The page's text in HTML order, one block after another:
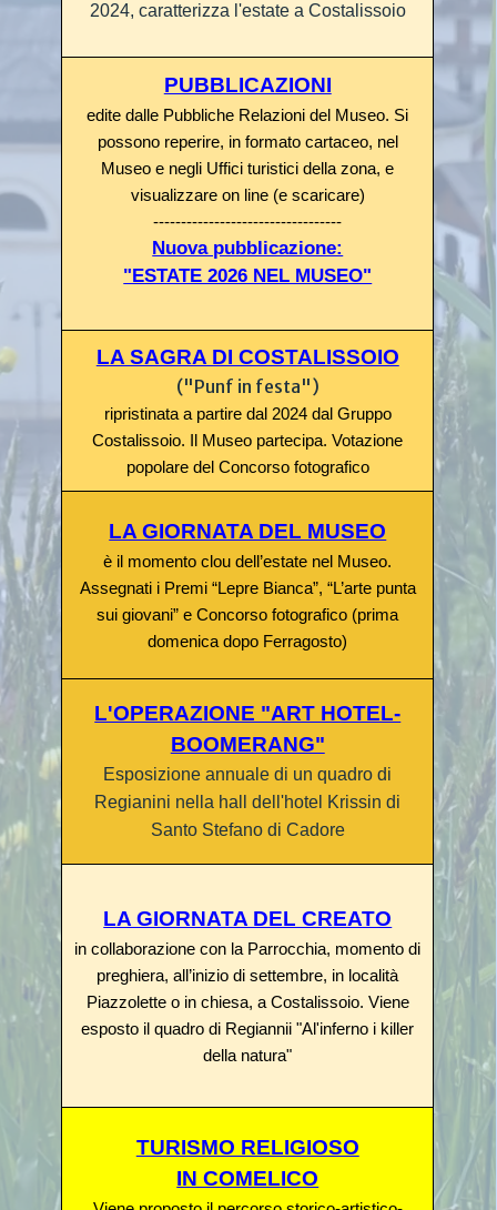
2024, caratterizza l'estate a Costalissoio
PUBBLICAZIONI
edite dalle Pubbliche Relazioni del Museo. Si
possono reperire, in formato cartaceo, nel
Museo e negli Uffici turistici della zona, e
visualizzare on line (e scaricare)
----------------------------------
Nuova pubblicazione:
"ESTATE 2026 NEL MUSEO"
LA SAGRA DI COSTALISSOIO
("Punf in festa")
ripristinata a partire dal 2024 dal Gruppo
Costalissoio. Il Museo partecipa. Votazione
popolare del Concorso fotografico
LA GIORNATA DEL MUSEO
è il momento clou dell’estate nel Museo.
Assegnati i Premi “Lepre Bianca”, “L’arte punta
sui giovani” e Concorso fotografico (prima
domenica dopo Ferragosto)
L'OPERAZIONE "ART HOTEL-
BOOMERANG"
Esposizione annuale di un quadro di
Regianini nella hall dell'hotel Krissin di
Santo Stefano di Cadore
LA GIORNATA DEL CREATO
in collaborazione con la Parrocchia, momento di
preghiera, all’inizio di settembre, in località
Piazzolette o in chiesa, a Costalissoio. Viene
esposto il quadro di Regiannii "Al'inferno i killer
della natura"
TURISMO RELIGIOSO
IN COMELICO